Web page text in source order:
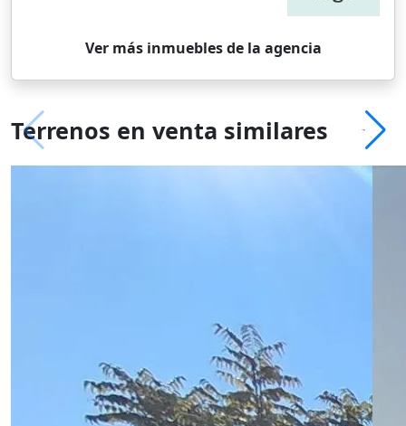
Ver más inmuebles de la agencia
Terrenos en venta similares